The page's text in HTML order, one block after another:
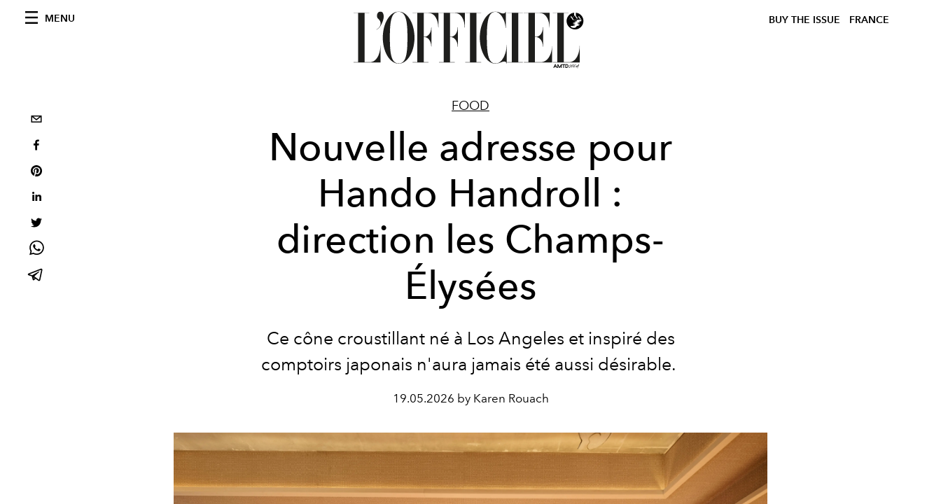
MENU BUY THE ISSUE FRANCE
FOOD
Nouvelle adresse pour
Hando Handroll :
direction les Champs-
Élysées
Ce cône croustillant né à Los Angeles et inspiré des
comptoirs japonais n'aura jamais été aussi désirable.
19.05.2026 by Karen Rouach